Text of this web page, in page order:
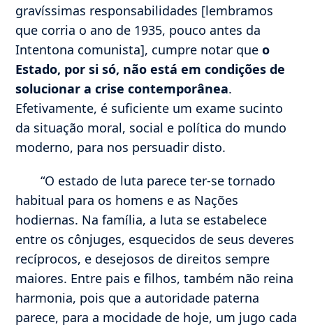
gravíssimas responsabilidades [lembramos
que corria o ano de 1935, pouco antes da
Intentona comunista], cumpre notar queo
Estado, por si só, não está em condições de
solucionar a crise contemporânea.
Efetivamente, é suficiente um exame sucinto
da situação moral, social e política do mundo
moderno, para nos persuadir disto.
“O estado de luta parece ter-se tornado
habitual para os homens e as Nações
hodiernas. Na família, a luta se estabelece
entre os cônjuges, esquecidos de seus deveres
recíprocos, e desejosos de direitos sempre
maiores. Entre pais e filhos, também não reina
harmonia, pois que a autoridade paterna
parece, para a mocidade de hoje, um jugo cada